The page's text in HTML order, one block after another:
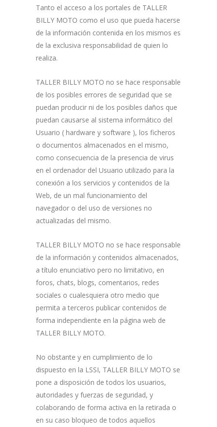
Tanto el acceso a los portales de TALLER
BILLY MOTO como el uso que pueda hacerse
de la información contenida en los mismos es
de la exclusiva responsabilidad de quien lo
realiza.
TALLER BILLY MOTO no se hace responsable
de los posibles errores de seguridad que se
puedan producir ni de los posibles daños que
puedan causarse al sistema informático del
Usuario ( hardware y software ), los ficheros
o documentos almacenados en el mismo,
como consecuencia de la presencia de virus
en el ordenador del Usuario utilizado para la
conexión a los servicios y contenidos de la
Web, de un mal funcionamiento del
navegador o del uso de versiones no
actualizadas del mismo.
TALLER BILLY MOTO no se hace responsable
de la información y contenidos almacenados,
a título enunciativo pero no limitativo, en
foros, chats, blogs, comentarios, redes
sociales o cualesquiera otro medio que
permita a terceros publicar contenidos de
forma independiente en la página web de
TALLER BILLY MOTO.
No obstante y en cumplimiento de lo
dispuesto en la LSSI, TALLER BILLY MOTO se
pone a disposición de todos los usuarios,
autoridades y fuerzas de seguridad, y
colaborando de forma activa en la retirada o
en su caso bloqueo de todos aquellos